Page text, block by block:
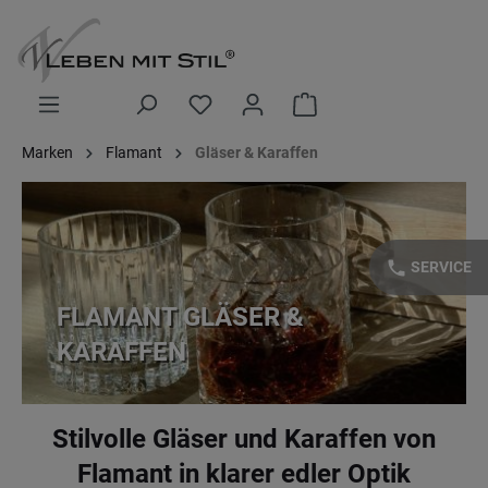
springen
Warenkorb enthält 0
Marken Flamant Gläser & Karaffen
FLAMANT GLÄSER &
KARAFFEN
Stilvolle Gläser und Karaffen von
Flamant in klarer edler Optik
phone SERVICE